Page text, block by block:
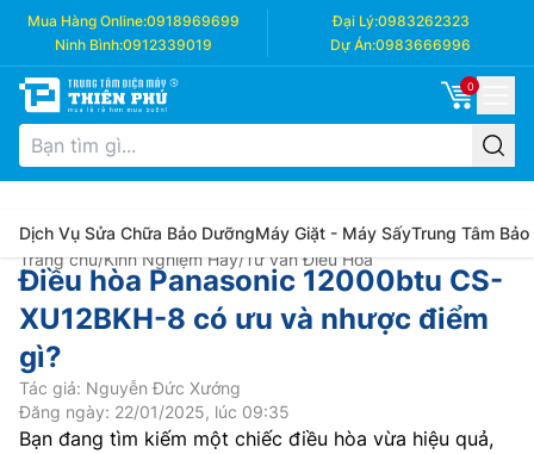
Mua Hàng Online:0918969699 Đại Lý:0983262323
Ninh Bình:0912339019 Dự Án:0983666996
0
Dịch Vụ Sửa Chữa Bảo DưỡngMáy Giặt - Máy SấyTrung Tâm Bảo
Trang chủ/Kinh Nghiệm Hay/Tư vấn Điều Hòa
Điều hòa Panasonic 12000btu CS-
XU12BKH-8 có ưu và nhược điểm
gì?
Tác giả: Nguyễn Đức Xướng
Đăng ngày: 22/01/2025, lúc 09:35
Bạn đang tìm kiếm một chiếc điều hòa vừa hiệu quả,